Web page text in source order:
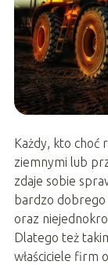
Każdy, kto choć
ziemnymi lub
zdaje sobie
bardzo
oraz
Dlatego też
właściciele firm